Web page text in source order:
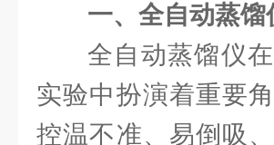
一、全自动蒸
全自动蒸馏仪
实验中扮演着重要
控温不准、易倒吸